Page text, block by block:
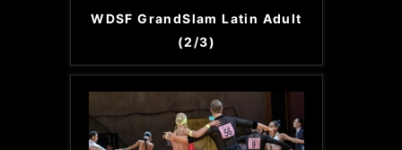
WDSF GrandSlam Latin Adult
(2/3)